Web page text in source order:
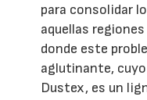
para consolidar
aquellas
donde este
aglutinante,
Dustex, es un